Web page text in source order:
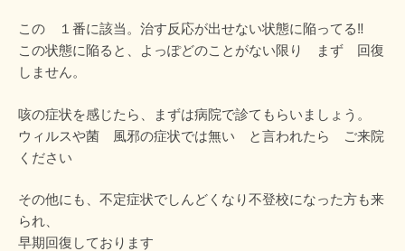
この １番に該当。治す反応が出せない状態に陥ってる‼
この状態に陥ると、よっぽどのことがない限り まず 回復
しません。
咳の症状を感じたら、まずは病院で診てもらいましょう。
ウィルスや菌 風邪の症状では無い と言われたら ご来院
ください
その他にも、不定症状でしんどくなり不登校になった方も来
られ、
早期回復しております